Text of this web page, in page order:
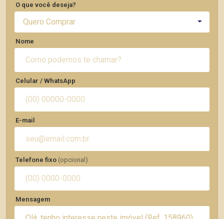
O que você deseja?
Quero Comprar
Nome
Celular / WhatsApp
E-mail
Telefone fixo (opcional)
Mensagem